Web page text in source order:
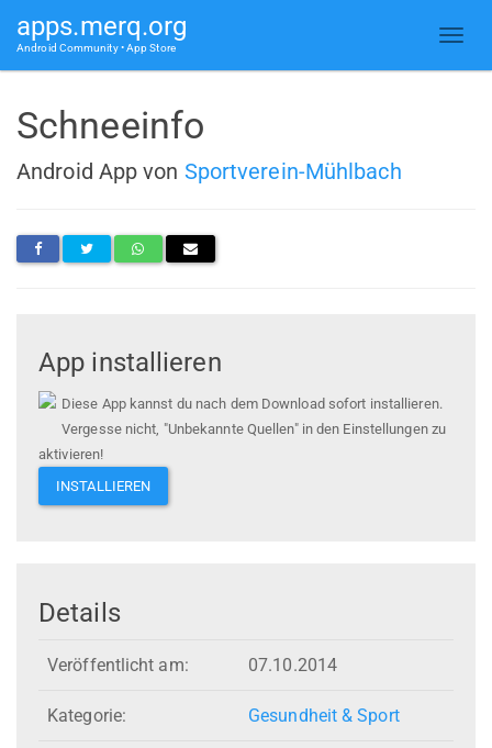
apps.merq.org
Android Community • App Store
Schneeinfo
Android App von Sportverein-Mühlbach
App installieren
Diese App kannst du nach dem Download sofort installieren.
Vergesse nicht, "Unbekannte Quellen" in den Einstellungen zu
aktivieren!
INSTALLIEREN
Details
Veröffentlicht am: 07.10.2014
Kategorie: Gesundheit & Sport